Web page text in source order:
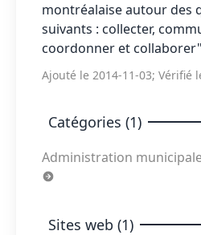
montréalaise autour des
suivants : collecter,
coordonner et
Ajouté le 2014-11-03; Vérifié
Catégories (1)
Administration
Sites web (1)